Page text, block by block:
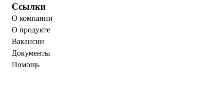
Ссылки
О компании
О продукте
Вакансии
Документы
Помощь